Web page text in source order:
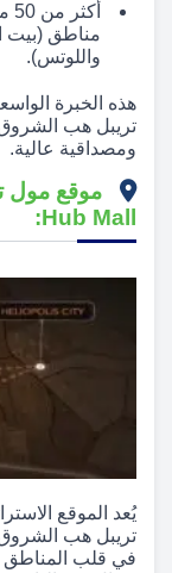
مناطق (بيت
واللوتس).
هذه الخبرة
تريبل هب
ومصداقية عالية.
Hub Mall:
يُعد الموقع
تريبل هب الشروق
في قلب المناطق